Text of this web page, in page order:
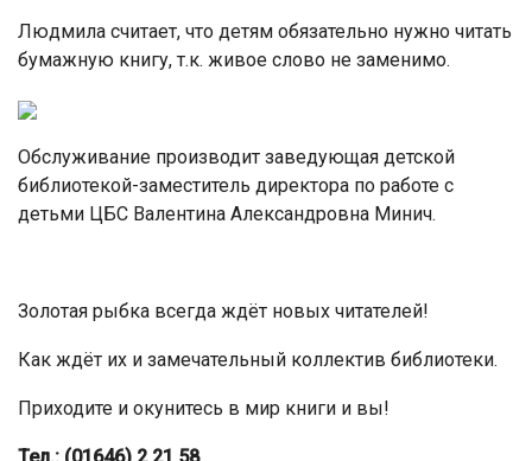
Людмила считает, что детям обязательно нужно читать
бумажную книгу, т.к. живое слово не заменимо.
Обслуживание производит заведующая детской
библиотекой-заместитель директора по работе с
детьми ЦБС Валентина Александровна Минич.
Золотая рыбка всегда ждёт новых читателей!
Как ждёт их и замечательный коллектив библиотеки.
Приходите и окунитесь в мир книги и вы!